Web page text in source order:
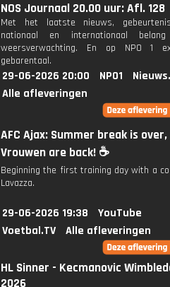
NOS Journaal 20.00 uur: Afl. 128
Met het laatste nieuws,
nationaal en internationaal
weersverwachting. En op NPO 1
gebarentaal.
29-06-2026 20:00 NPO1
Alle afleveringen
AFC Ajax: Summer break is over,
Vrouwen are back! ☕️
Beginning the first training day with a
Lavazza.
29-06-2026 19:38
YouTube
Voetbal.TV
Alle afleveringen
HL Sinner - Kecmanovic
2026